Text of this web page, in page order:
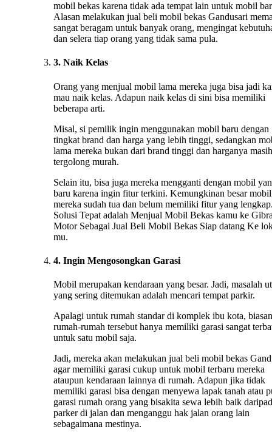
mobil bekas karena tidak ada tempat lain untuk mobil
Alasan melakukan jual beli mobil bekas Gandusari
sangat beragam untuk banyak orang, mengingat
dan selera tiap orang yang tidak sama pula.
3. Naik Kelas
Orang yang menjual mobil lama mereka juga bisa jadi
mau naik kelas. Adapun naik kelas di sini bisa memiliki
beberapa arti.
Misal, si pemilik ingin menggunakan mobil baru dengan
tingkat brand dan harga yang lebih tinggi, sedangkan
lama mereka bukan dari brand tinggi dan harganya masih
tergolong murah.
Selain itu, bisa juga mereka mengganti dengan mobil
baru karena ingin fitur terkini. Kemungkinan besar mobil
mereka sudah tua dan belum memiliki fitur yang
Solusi Tepat adalah Menjual Mobil Bekas kamu ke
Motor Sebagai Jual Beli Mobil Bekas Siap datang Ke
mu.
4. Ingin Mengosongkan Garasi
Mobil merupakan kendaraan yang besar. Jadi, masalah
yang sering ditemukan adalah mencari tempat parkir.
Apalagi untuk rumah standar di komplek ibu kota,
rumah-rumah tersebut hanya memiliki garasi sangat
untuk satu mobil saja.
Jadi, mereka akan melakukan jual beli mobil bekas
agar memiliki garasi cukup untuk mobil terbaru mereka
ataupun kendaraan lainnya di rumah. Adapun jika tidak
memiliki garasi bisa dengan menyewa lapak tanah atau
garasi rumah orang yang bisakita sewa lebih baik
parker di jalan dan menganggu hak jalan orang lain
sebagaimana mestinya.